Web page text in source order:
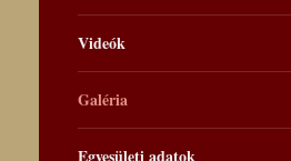
Videók
Galéria